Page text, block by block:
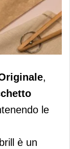
,
le
è un